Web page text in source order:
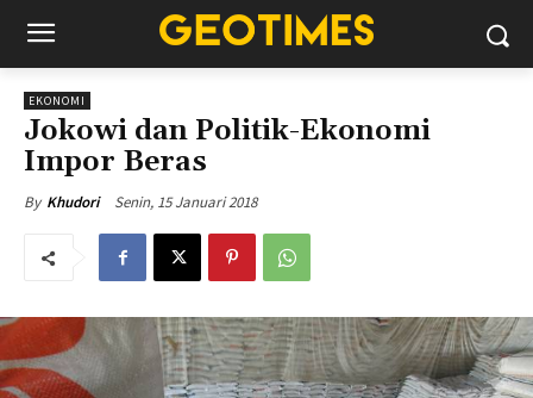
EKONOMI
Jokowi dan Politik-Ekonomi
Impor Beras
By Khudori Senin, 15 Januari 2018